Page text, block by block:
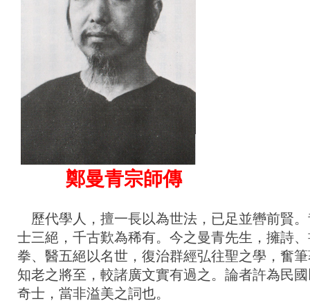
鄭曼青宗師傳
歷代學人，擅一長以為世法，已足並轡前賢
士三絕，千古歎為稀有。今之曼青先生，擁詩
拳、醫五絕以名世，復治群經弘往聖之學，奮
知老之將至，較諸廣文實有過之。論者許為民
奇士，當非溢美之詞也。